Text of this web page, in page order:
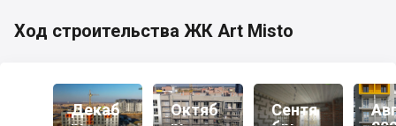
Ход строительства ЖК Art Misto
Декаб
Октяб
Сентя